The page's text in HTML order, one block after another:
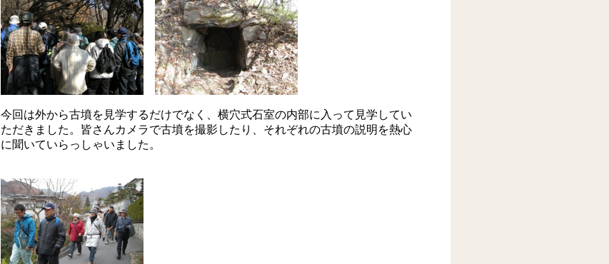
今回は外から古墳を見学するだけでなく、横穴式石室の内部に入って見学してい
ただきました。皆さんカメラで古墳を撮影したり、それぞれの古墳の説明を熱心
に聞いていらっしゃいました。